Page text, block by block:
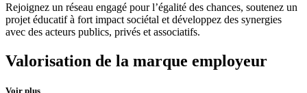
Rejoignez un réseau engagé pour l’égalité des chances, soutenez un
projet éducatif à fort impact sociétal et développez des synergies
avec des acteurs publics, privés et associatifs.
Valorisation de la marque employeur
Voir plus